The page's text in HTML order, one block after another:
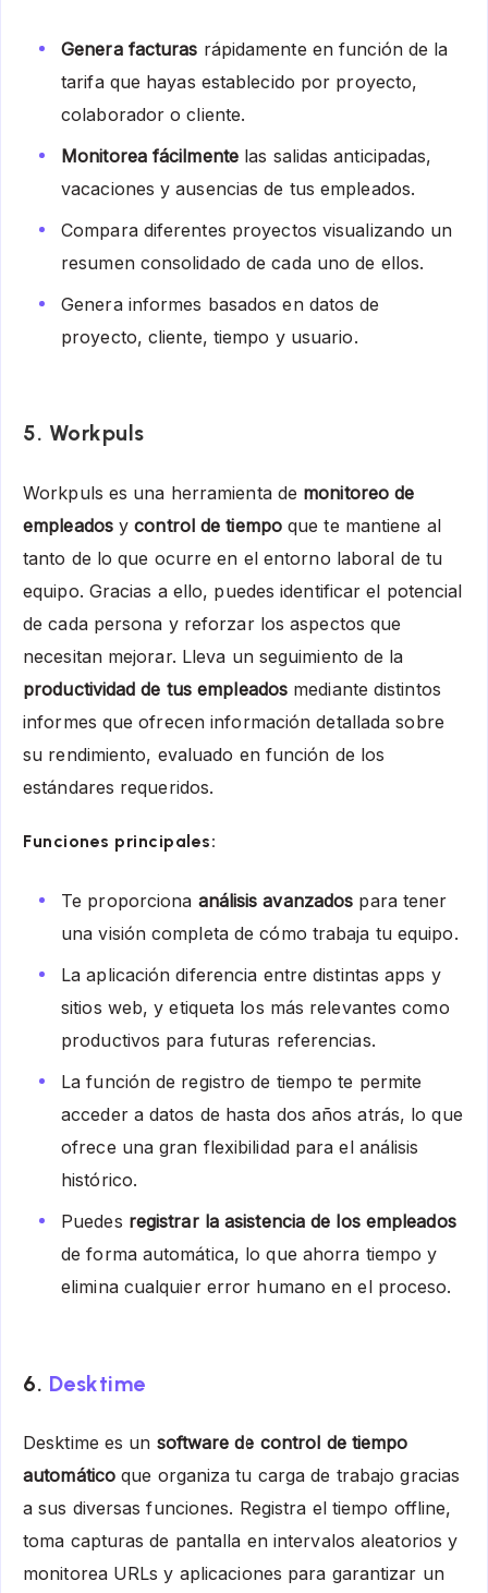
Genera facturas rápidamente en función de la
tarifa que hayas establecido por proyecto,
colaborador o cliente.
Monitorea fácilmente las salidas anticipadas,
vacaciones y ausencias de tus empleados.
Compara diferentes proyectos visualizando un
resumen consolidado de cada uno de ellos.
Genera informes basados en datos de
proyecto, cliente, tiempo y usuario.
5. Workpuls
Workpuls es una herramienta de monitoreo de
empleadosycontrol de tiempoque te mantiene al
tanto de lo que ocurre en el entorno laboral de tu
equipo. Gracias a ello, puedes identificar el potencial
de cada persona y reforzar los aspectos que
necesitan mejorar. Lleva un seguimiento de la
productividad de tus empleados mediante distintos
informes que ofrecen información detallada sobre
su rendimiento, evaluado en función de los
estándares requeridos.
Funciones principales:
Te proporciona análisis avanzados para tener
una visión completa de cómo trabaja tu equipo.
La aplicación diferencia entre distintas apps y
sitios web, y etiqueta los más relevantes como
productivos para futuras referencias.
La función de registro de tiempo te permite
acceder a datos de hasta dos años atrás, lo que
ofrece una gran flexibilidad para el análisis
histórico.
Puedes registrar la asistencia de los empleados
de forma automática, lo que ahorra tiempo y
elimina cualquier error humano en el proceso.
6. Desktime
Desktime es un software de control de tiempo
automático que organiza tu carga de trabajo gracias
a sus diversas funciones. Registra el tiempo offline,
toma capturas de pantalla en intervalos aleatorios y
monitorea URLs y aplicaciones para garantizar un